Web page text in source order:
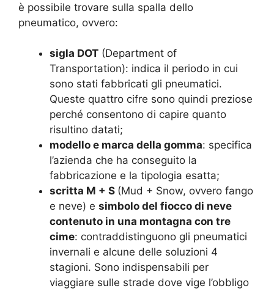
è possibile trovare sulla spalla dello
pneumatico, ovvero:
sigla DOT (Department of
Transportation): indica il periodo in cui
sono stati fabbricati gli pneumatici.
Queste quattro cifre sono quindi preziose
perché consentono di capire quanto
risultino datati;
modello e marca della gomma: specifica
l’azienda che ha conseguito la
fabbricazione e la tipologia esatta;
scritta M + S (Mud + Snow, ovvero fango
e neve) e simbolo del fiocco di neve
contenuto in una montagna con tre
cime: contraddistinguono gli pneumatici
invernali e alcune delle soluzioni 4
stagioni. Sono indispensabili per
viaggiare sulle strade dove vige l’obbligo